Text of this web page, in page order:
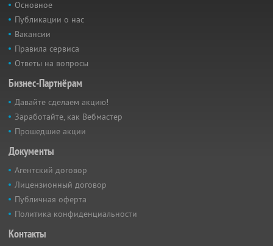
Основное
Публикации о нас
Вакансии
Правила сервиса
Ответы на вопросы
Бизнес-Партнёрам
Давайте сделаем акцию!
Заработайте, как Вебмастер
Прошедшие акции
Документы
Агентский договор
Лицензионный договор
Публичная оферта
Политика конфиденциальности
Контакты